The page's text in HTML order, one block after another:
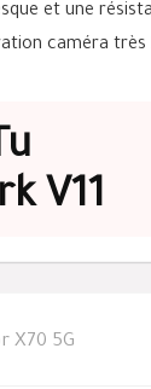
et une
caméra très
V11
X70 5G